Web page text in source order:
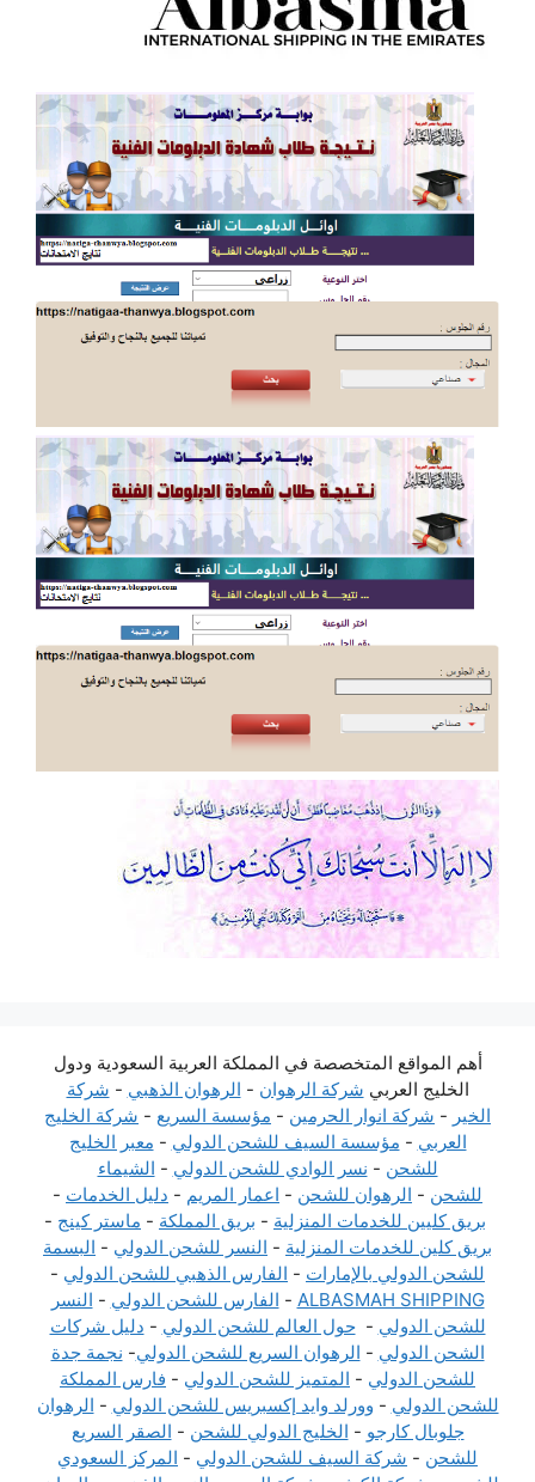
أهم المواقع المتخصصة في المملكة العربية السعودية ودول
الخليج العربي شركة الرهوان - الرهوان الذهبي - شركة
الخير - شركة انوار الحرمين - مؤسسة السريع - شركة الخليج
العربي - مؤسسة السيف للشحن الدولي - معبر الخليج
للشحن - نسر الوادي للشحن الدولي - الشيماء
للشحن - الرهوان للشحن - اعمار المريم - دليل الخدمات -
بريق كليين للخدمات المنزلية - بريق المملكة - ماستر كينج -
بريق كلين للخدمات المنزلية - النسر للشحن الدولي - البسمة
للشحن الدولي بالإمارات - الفارس الذهبي للشحن الدولي -
ALBASMAH SHIPPING
- الفارس للشحن الدولي - النسر
للشحن الدولي -حول العالم للشحن الدولي - دليل شركات
الشحن الدولي - الرهوان السريع للشحن الدولي- نجمة جدة
للشحن الدولي - المتميز للشحن الدولي - فارس المملكة
للشحن الدولي - وورلد وايد إكسبريس للشحن الدولي - الرهوان
جلوبال كارجو - الخليج الدولي للشحن - الصقر السريع
للشحن - شركة السيف للشحن الدولي - المركز السعودي